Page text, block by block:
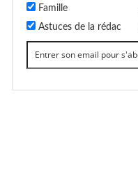
Famille
Astuces de la rédac